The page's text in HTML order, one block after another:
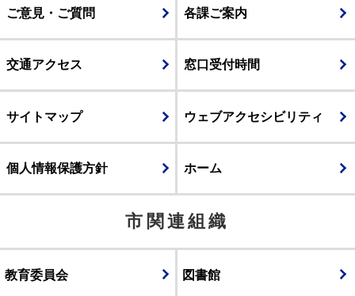
ご意見・ご質問 各課ご案内
交通アクセス 窓口受付時間
サイトマップ ウェブアクセシビリティ
個人情報保護方針 ホーム
市関連組織
教育委員会 図書館